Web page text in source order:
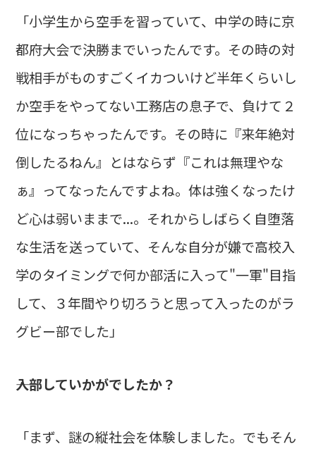
「小学生から空手を習っていて、中学の時に京
都府大会で決勝までいったんです。その時の対
戦相手がものすごくイカついけど半年くらいし
か空手をやってない工務店の息子で、負けて２
位になっちゃったんです。その時に『来年絶対
倒したるねん』とはならず『これは無理やな
ぁ』ってなったんですよね。体は強くなったけ
ど心は弱いままで...。それからしばらく自堕落
な生活を送っていて、そんな自分が嫌で高校入
学のタイミングで何か部活に入って"一軍"目指
して、３年間やり切ろうと思って入ったのがラ
グビー部でした」
――入部していかがでしたか？
「まず、謎の縦社会を体験しました。でもそん